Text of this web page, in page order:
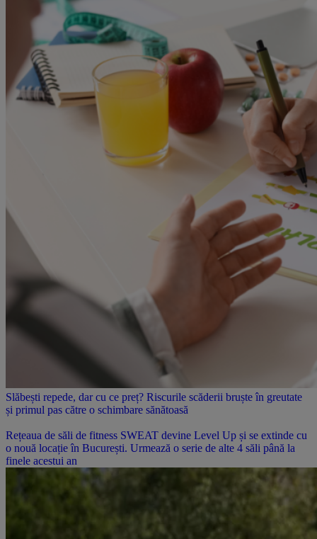
Slăbești repede, dar cu ce preț? Riscurile scăderii bruște în greutate
și primul pas către o schimbare sănătoasă
Rețeaua de săli de fitness SWEAT devine Level Up și se extinde cu
o nouă locație în București. Urmează o serie de alte 4 săli până la
finele acestui an